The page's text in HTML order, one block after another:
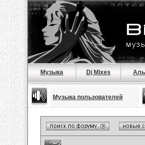
Музыка Dj Mixes
Музыка пользователей